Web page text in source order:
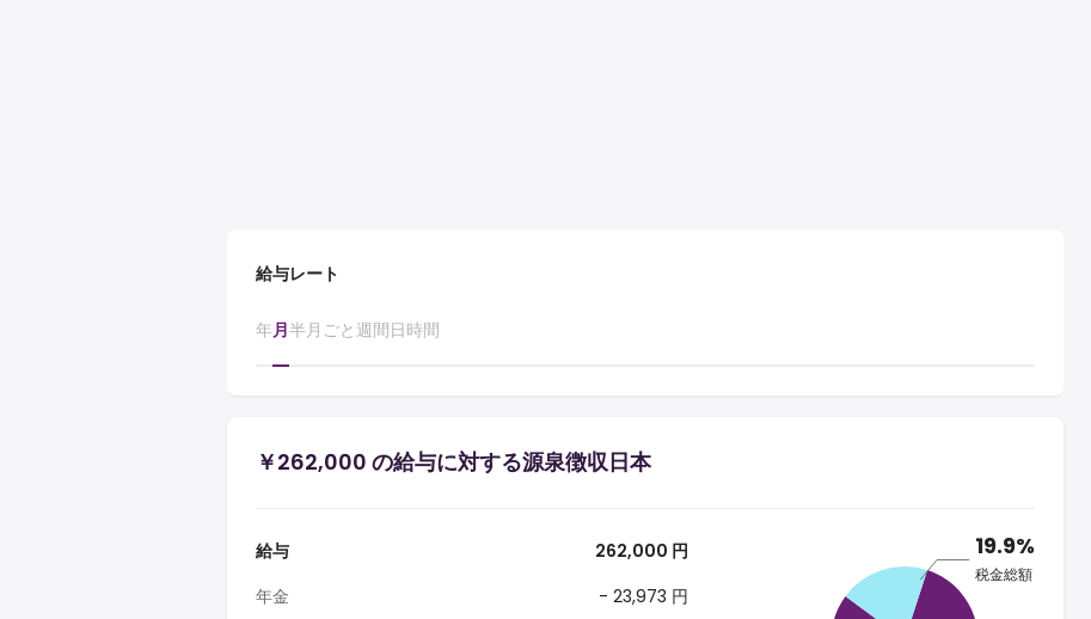
給与レート
年月半月ごと週間日時間
￥262,000 の給与に対する源泉徴収日本
給与
262,000 円
年金
- 23,973 円
19.9%
税金総額